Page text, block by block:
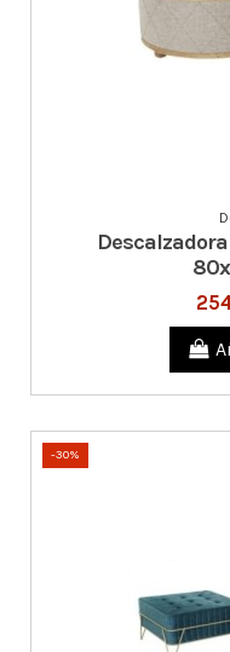
-30%